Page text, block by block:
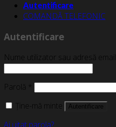
Autentificare
COMANDĂ TELEFONIC
Autentificare
Nume utilizator sau adresă email
Parolă *
Ține-mă minte
Autentificare
Ai uitat parola?